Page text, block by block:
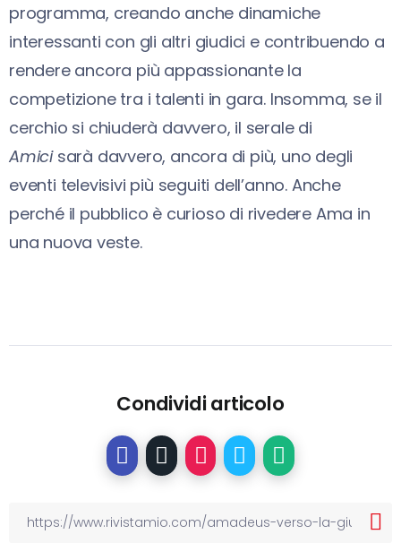
programma, creando anche dinamiche
interessanti con gli altri giudici e contribuendo a
rendere ancora più appassionante la
competizione tra i talenti in gara. Insomma, se il
cerchio si chiuderà davvero, il serale di
Amicisarà davvero, ancora di più, uno degli
eventi televisivi più seguiti dell’anno. Anche
perché il pubblico è curioso di rivedere Ama in
una nuova veste.
Condividi articolo